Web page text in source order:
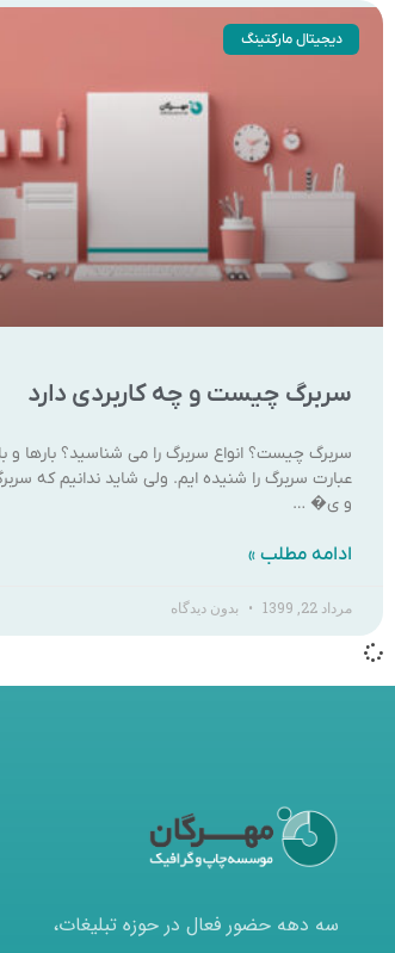
دیجیتال مارکتینگ
سربرگ چیست و چه کاربردی دارد
سربرگ چیست؟ انواع سربرگ را می شناسید؟ بارها و
عبارت سربرگ را شنیده ایم. ولی شاید ندانیم که
و ی� …
ادامه مطلب »
مرداد 22, 1399 بدون دیدگاه
سه دهه حضور فعال در حوزه تبلیغات،